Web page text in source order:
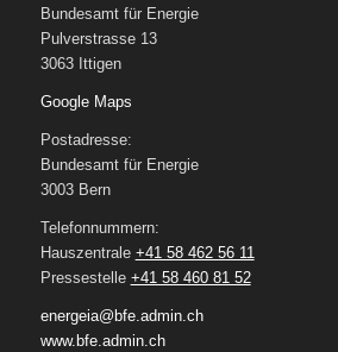
Bundesamt für Energie
Pulverstrasse 13
3063 Ittigen
Google Maps
Postadresse:
Bundesamt für Energie
3003 Bern
Telefonnummern:
Hauszentrale +41 58 462 56 11
Pressestelle +41 58 460 81 52
energeia@bfe.admin.ch
www.bfe.admin.ch